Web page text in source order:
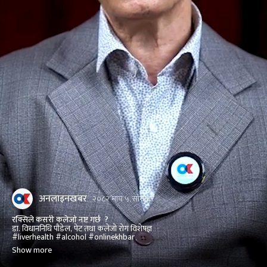
अनलाइनखबर २०८२ माघ ५, सोमबार
रक्सिले कसरी कलेजो नष्ट गर्छ ?
डा. विधाननिधि पौडेल, पेट तथा कलेजो रोग विशेषज्ञ
#liverhealth #alcohol #onlinekhbar
Show more